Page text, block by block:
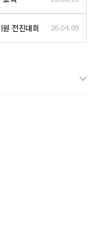
원 전진대회 26.04.09